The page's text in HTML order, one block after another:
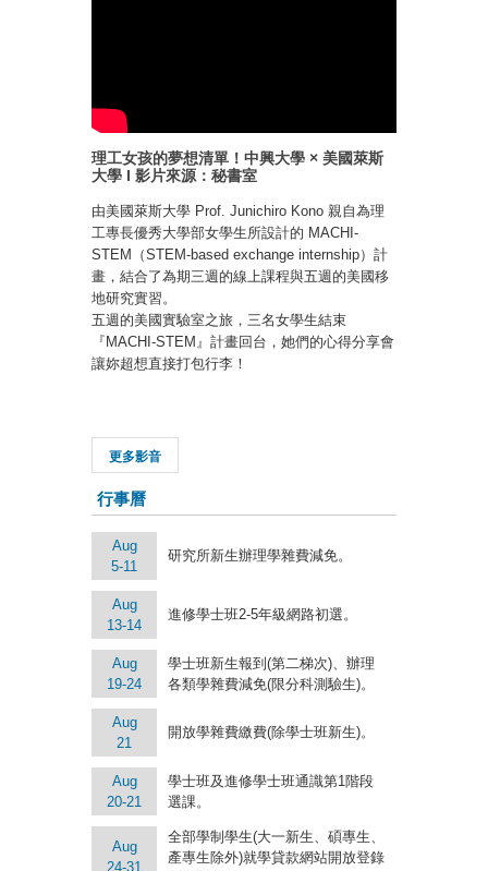
理工女孩的夢想清單！中興大學 × 美國萊斯
大學 I 影片來源：秘書室
由美國萊斯大學 Prof. Junichiro Kono 親自為理
工專長優秀大學部女學生所設計的 MACHI-
STEM（STEM-based exchange internship）計
畫，結合了為期三週的線上課程與五週的美國移
地研究實習。
五週的美國實驗室之旅，三名女學生結束
『MACHI-STEM』計畫回台，她們的心得分享會
讓妳超想直接打包行李！
更多影音
行事曆
Aug
5-11
研究所新生辦理學雜費減免。
Aug
13-14
進修學士班2-5年級網路初選。
Aug
19-24
學士班新生報到(第二梯次)、辦理
各類學雜費減免(限分科測驗生)。
Aug
21
開放學雜費繳費(除學士班新生)。
Aug
20-21
學士班及進修學士班通識第1階段
選課。
Aug
24-31
全部學制學生(大一新生、碩專生、
產專生除外)就學貸款網站開放登錄